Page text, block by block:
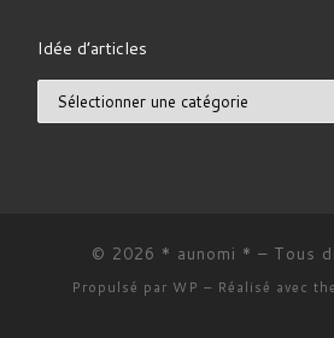
Idée d’articles
© 2026 * aunomi * – Tous
Propulsé par WP – Réalisé avec the